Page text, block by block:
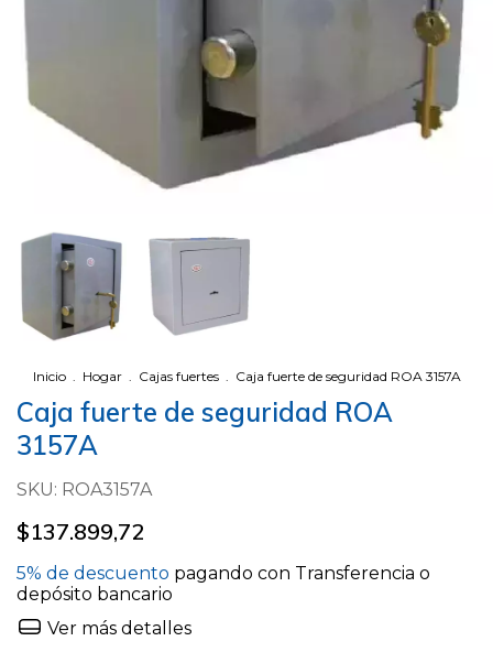
Inicio Hogar Cajas fuertes Caja fuerte de seguridad ROA 3157A
Caja fuerte de seguridad ROA
3157A
SKU: ROA3157A
$137.899,72
5% de descuento pagando con Transferencia o
depósito bancario
Ver más detalles